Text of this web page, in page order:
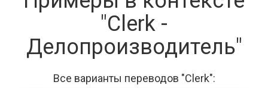
"Clerk -
Делопроизводитель"
Все варианты переводов "Clerk":